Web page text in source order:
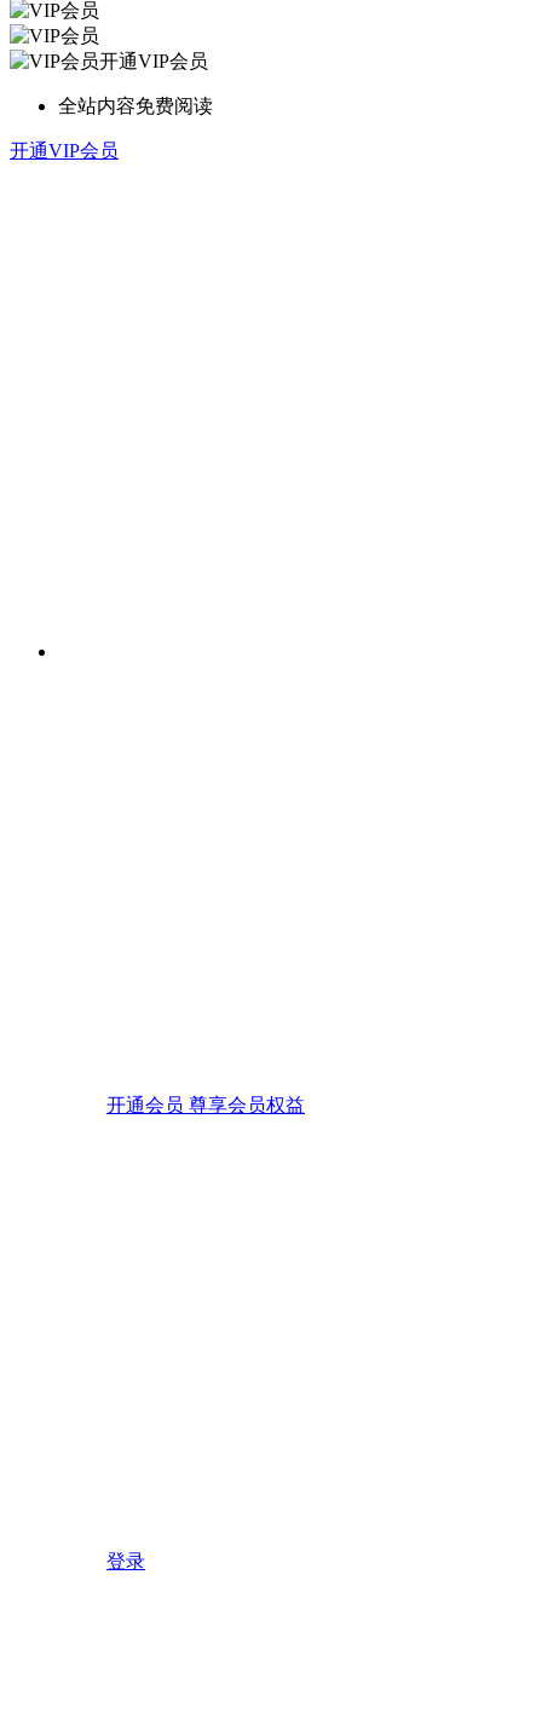
开通VIP会员
全站内容免费阅读
开通VIP会员
开通会员 尊享会员权益
登录